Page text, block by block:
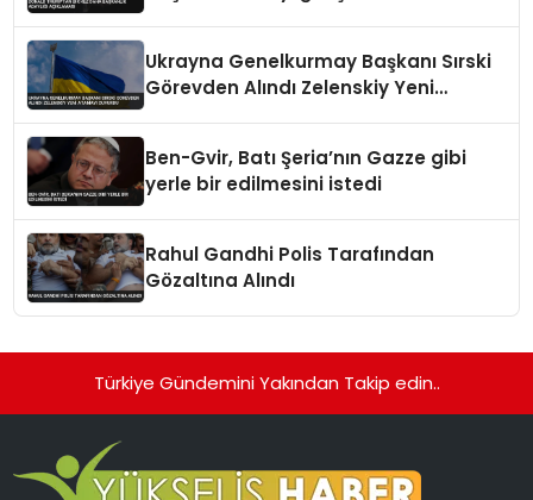
Ukrayna Genelkurmay Başkanı Sırski
Görevden Alındı Zelenskiy Yeni
Ben-Gvir, Batı Şeria’nın Gazze gibi
yerle bir edilmesini istedi
Rahul Gandhi Polis Tarafından
Gözaltına Alındı
Türkiye Gündemini Yakından Takip edin..